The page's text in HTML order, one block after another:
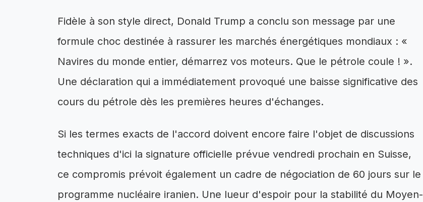
Fidèle à son style direct, Donald Trump a conclu son message par une
formule choc destinée à rassurer les marchés énergétiques mondiaux : «
Navires du monde entier, démarrez vos moteurs. Que le pétrole coule ! ».
Une déclaration qui a immédiatement provoqué une baisse significative des
cours du pétrole dès les premières heures d'échanges.
Si les termes exacts de l'accord doivent encore faire l'objet de discussions
techniques d'ici la signature officielle prévue vendredi prochain en Suisse,
ce compromis prévoit également un cadre de négociation de 60 jours sur le
programme nucléaire iranien. Une lueur d'espoir pour la stabilité du Moyen-